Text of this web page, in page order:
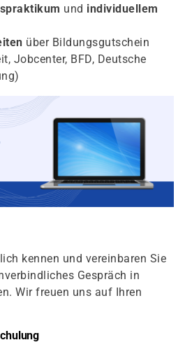
und individuellem
über Bildungsgutschein
Jobcenter, BFD, Deutsche
kennen und vereinbaren Sie
Gespräch in
Wir freuen uns auf Ihren